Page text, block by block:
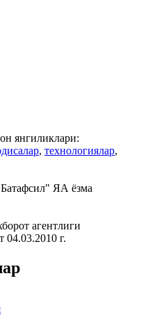
янгиликлари:
, технологиялар,
ЯА ёзма
агентлиги
г.